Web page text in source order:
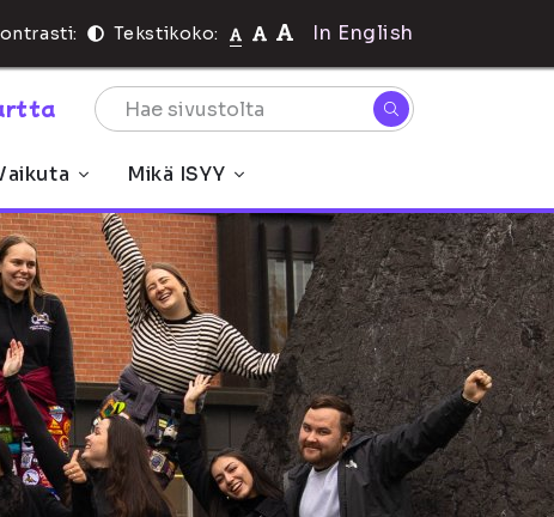
Tekstikoko: In English
Mikä ISYY